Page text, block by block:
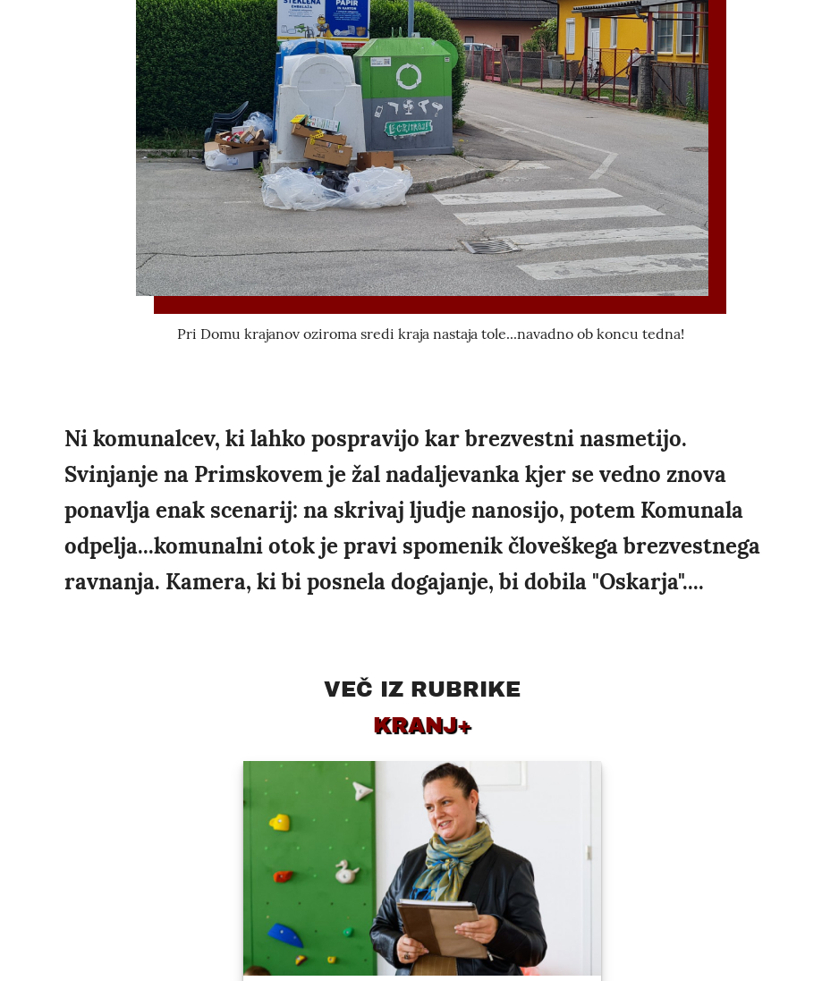
Pri Domu krajanov oziroma sredi kraja nastaja tole...navadno ob koncu tedna!
Ni komunalcev, ki lahko pospravijo kar brezvestni nasmetijo.
Svinjanje na Primskovem je žal nadaljevanka kjer se vedno znova
ponavlja enak scenarij: na skrivaj ljudje nanosijo, potem Komunala
odpelja...komunalni otok je pravi spomenik človeškega brezvestnega
ravnanja. Kamera, ki bi posnela dogajanje, bi dobila "Oskarja"....
VEČ IZ RUBRIKE
KRANJ+